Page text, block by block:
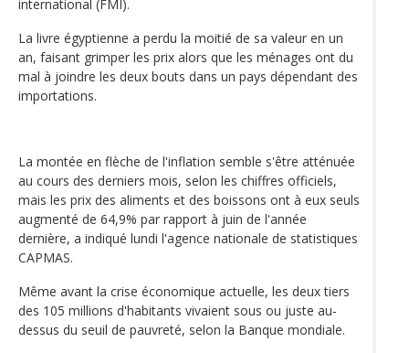
international (FMI).
La livre égyptienne a perdu la moitié de sa valeur en un
an, faisant grimper les prix alors que les ménages ont du
mal à joindre les deux bouts dans un pays dépendant des
importations.
La montée en flèche de l'inflation semble s'être atténuée
au cours des derniers mois, selon les chiffres officiels,
mais les prix des aliments et des boissons ont à eux seuls
augmenté de 64,9% par rapport à juin de l'année
dernière, a indiqué lundi l'agence nationale de statistiques
CAPMAS.
Même avant la crise économique actuelle, les deux tiers
des 105 millions d'habitants vivaient sous ou juste au-
dessus du seuil de pauvreté, selon la Banque mondiale.